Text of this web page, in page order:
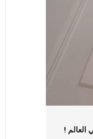
العالم !